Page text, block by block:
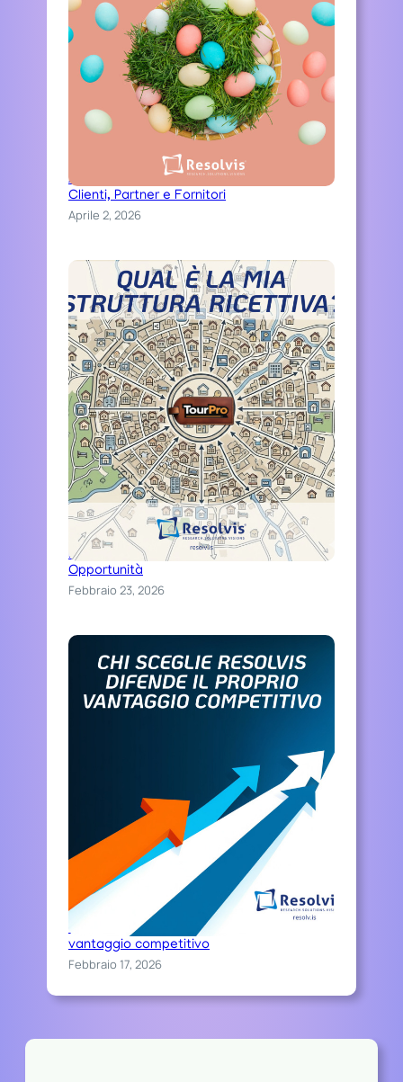
Auguri di una serena Pasqua ai nostri
Clienti, Partner e Fornitori
Aprile 2, 2026
Distinguiti Online, Trasforma Ospitalità in
Opportunità
Febbraio 23, 2026
Chi sceglie Resolvis difende il proprio
vantaggio competitivo
Febbraio 17, 2026